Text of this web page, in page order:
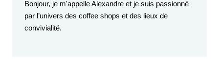
Bonjour, je m'appelle Alexandre et je suis passionné
par l’univers des coffee shops et des lieux de
convivialité.